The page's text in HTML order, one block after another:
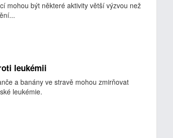
mohou být některé aktivity větší výzvou než
leukémii
a banány ve stravě mohou zmirňovat
leukémie.